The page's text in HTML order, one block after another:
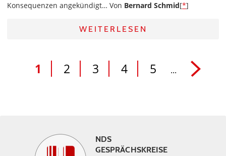
Konsequenzen angekündigt… Von Bernard Schmid[*]
WEITERLESEN
1 2 3 4 5 ...
NDS
GESPRÄCHSKREISE